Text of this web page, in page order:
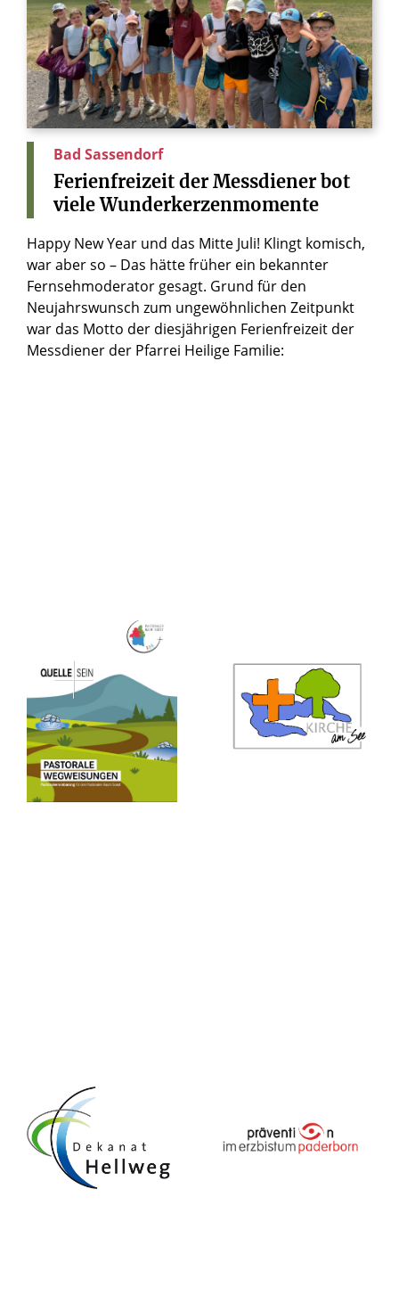
Bad Sassendorf
Ferienfreizeit der Messdiener bot
viele Wunderkerzenmomente
Happy New Year und das Mitte Juli! Klingt komisch,
war aber so – Das hätte früher ein bekannter
Fernsehmoderator gesagt. Grund für den
Neujahrswunsch zum ungewöhnlichen Zeitpunkt
war das Motto der diesjährigen Ferienfreizeit der
Messdiener der Pfarrei Heilige Familie: